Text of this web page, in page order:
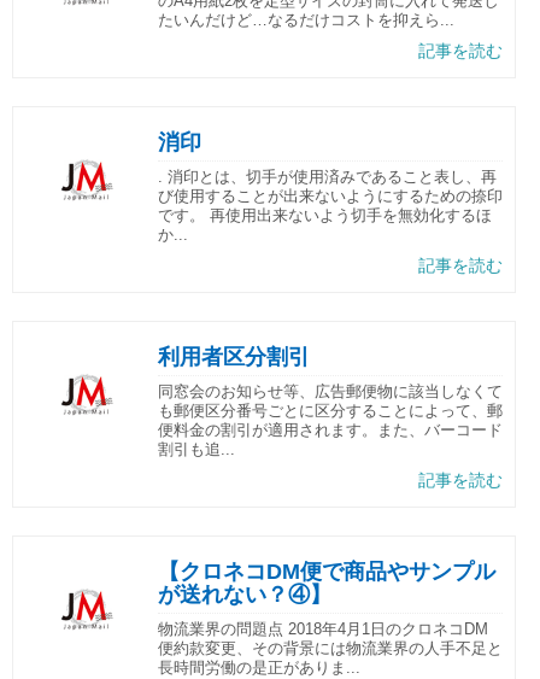
たいんだけど…なるだけコストを抑えら...
記事を読む
消印
. 消印とは、切手が使用済みであること表し、再
び使用することが出来ないようにするための捺印
です。 再使用出来ないよう切手を無効化するほ
か...
記事を読む
利用者区分割引
同窓会のお知らせ等、広告郵便物に該当しなくて
も郵便区分番号ごとに区分することによって、郵
便料金の割引が適用されます。また、バーコード
割引も追...
記事を読む
【クロネコDM便で商品やサンプル
が送れない？④】
物流業界の問題点 2018年4月1日のクロネコDM
便約款変更、その背景には物流業界の人手不足と
長時間労働の是正がありま...